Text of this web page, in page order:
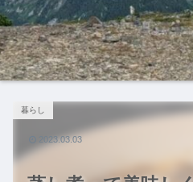
暮らし
2023.03.03